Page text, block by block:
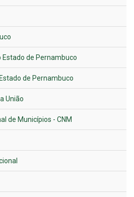
Estado de Pernambuco
de Pernambuco
União
de Municípios - CNM